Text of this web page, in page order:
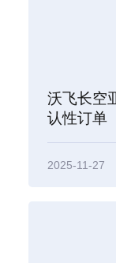
沃飞长空
认性订单
2025-11-27